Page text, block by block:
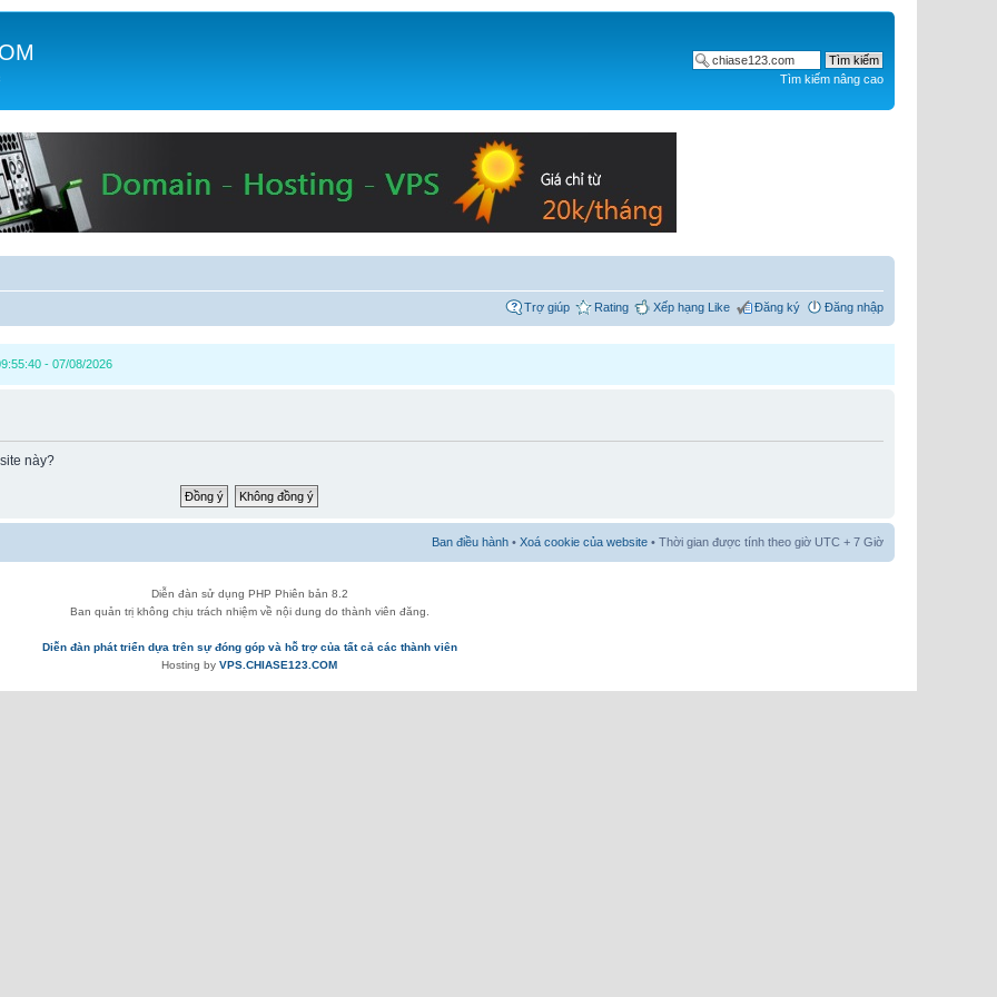
Tìm kiếm nâng cao
Trợ giúp Rating Xếp hạng Like Đăng ký Đăng nhập
- 07/08/2026
này?
Ban điều hành • Xoá cookie của website • Thời gian được tính theo giờ UTC + 7 Giờ
Diễn đàn sử dụng PHP Phiên bản 8.2
Ban quản trị không chịu trách nhiệm về nội dung do thành viên đăng.
Diễn đàn phát triển dựa trên sự đóng góp và hỗ trợ của tất cả các thành viên
Hosting by VPS.CHIASE123.COM